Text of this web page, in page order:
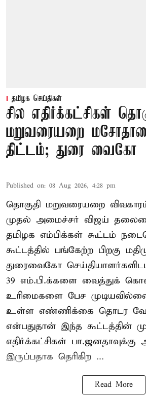
தமிழக செய்திகள்
சில எதிர்க்கட்சிகள்
மறுவரையறை
திட்டம்; துரை வைகோ
Published on: 08 Aug 2026, 4:28 pm
தொகுதி மறுவரையறை
முதல் அமைச்சர் விஜய்
தமிழக எம்பிக்கள் கூட்டம்
கூட்டத்தில் பங்கேற்ற பிறகு
துரைவைகோ
39 எம்.பி.க்களை வைத்துக்
உரிமைகளை பேச
உள்ள எண்ணிக்கை தொடர
என்பதுதான் இந்த கூட்டத்தின்
எதிர்க்கட்சிகள்
இருப்பதாக தெரிகிற ...
Read More